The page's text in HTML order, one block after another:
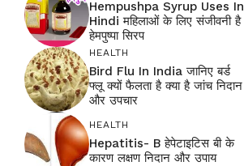
Hempushpa Syrup Uses In
Hindi महिलाओं के लिए संजीवनी है
हेमपुष्पा सिरप
HEALTH
Bird Flu In India जानिए बर्ड
फ्लू क्यों फैलता है क्या है जांच निदान
और उपचार
HEALTH
Hepatitis- B हेपेटाइटिस बी के
कारण लक्षण निदान और उपाय